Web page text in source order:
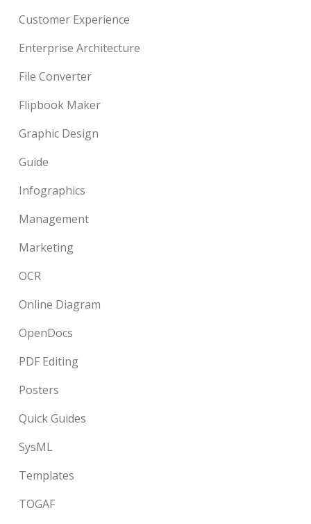
Customer Experience
Enterprise Architecture
File Converter
Flipbook Maker
Graphic Design
Guide
Infographics
Management
Marketing
OCR
Online Diagram
OpenDocs
PDF Editing
Posters
Quick Guides
SysML
Templates
TOGAF